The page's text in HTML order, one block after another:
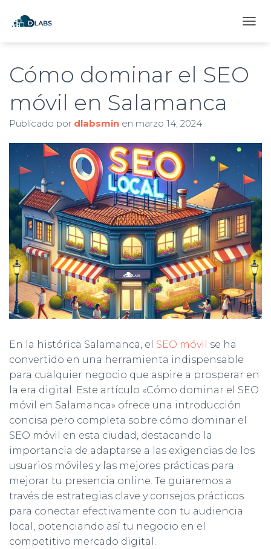
O
E
N
V
G
A
C
I
Ó
N
Cómo dominar el SEO
móvil en Salamanca
Publicado por dlabsmin en marzo 14, 2024
En la histórica Salamanca, el SEO móvil
se ha
convertido en una herramienta indispensable
para cualquier negocio que aspire a prosperar en
la era digital. Este artículo «Cómo dominar el SEO
móvil en Salamanca» ofrece una introducción
concisa pero completa sobre cómo dominar el
SEO móvil en esta ciudad, destacando la
importancia de adaptarse a las exigencias de los
usuarios móviles y las mejores prácticas para
mejorar tu presencia online. Te guiaremos a
través de estrategias clave y consejos prácticos
para conectar efectivamente con tu audiencia
local, potenciando así tu negocio en el
competitivo mercado digital.